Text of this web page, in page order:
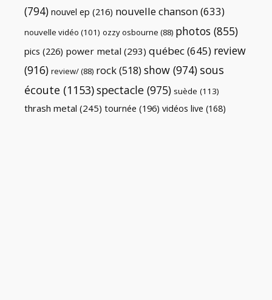
(794) nouvel ep (216) nouvelle chanson(633)
nouvelle vidéo (101) ozzy osbourne (88) photos (855)
pics (226) power metal (293) québec(645) review
(916) review/(88) rock(518) show (974) sous
écoute (1153)spectacle (975) suède (113)
thrash metal (245) tournée (196) vidéos live (168)